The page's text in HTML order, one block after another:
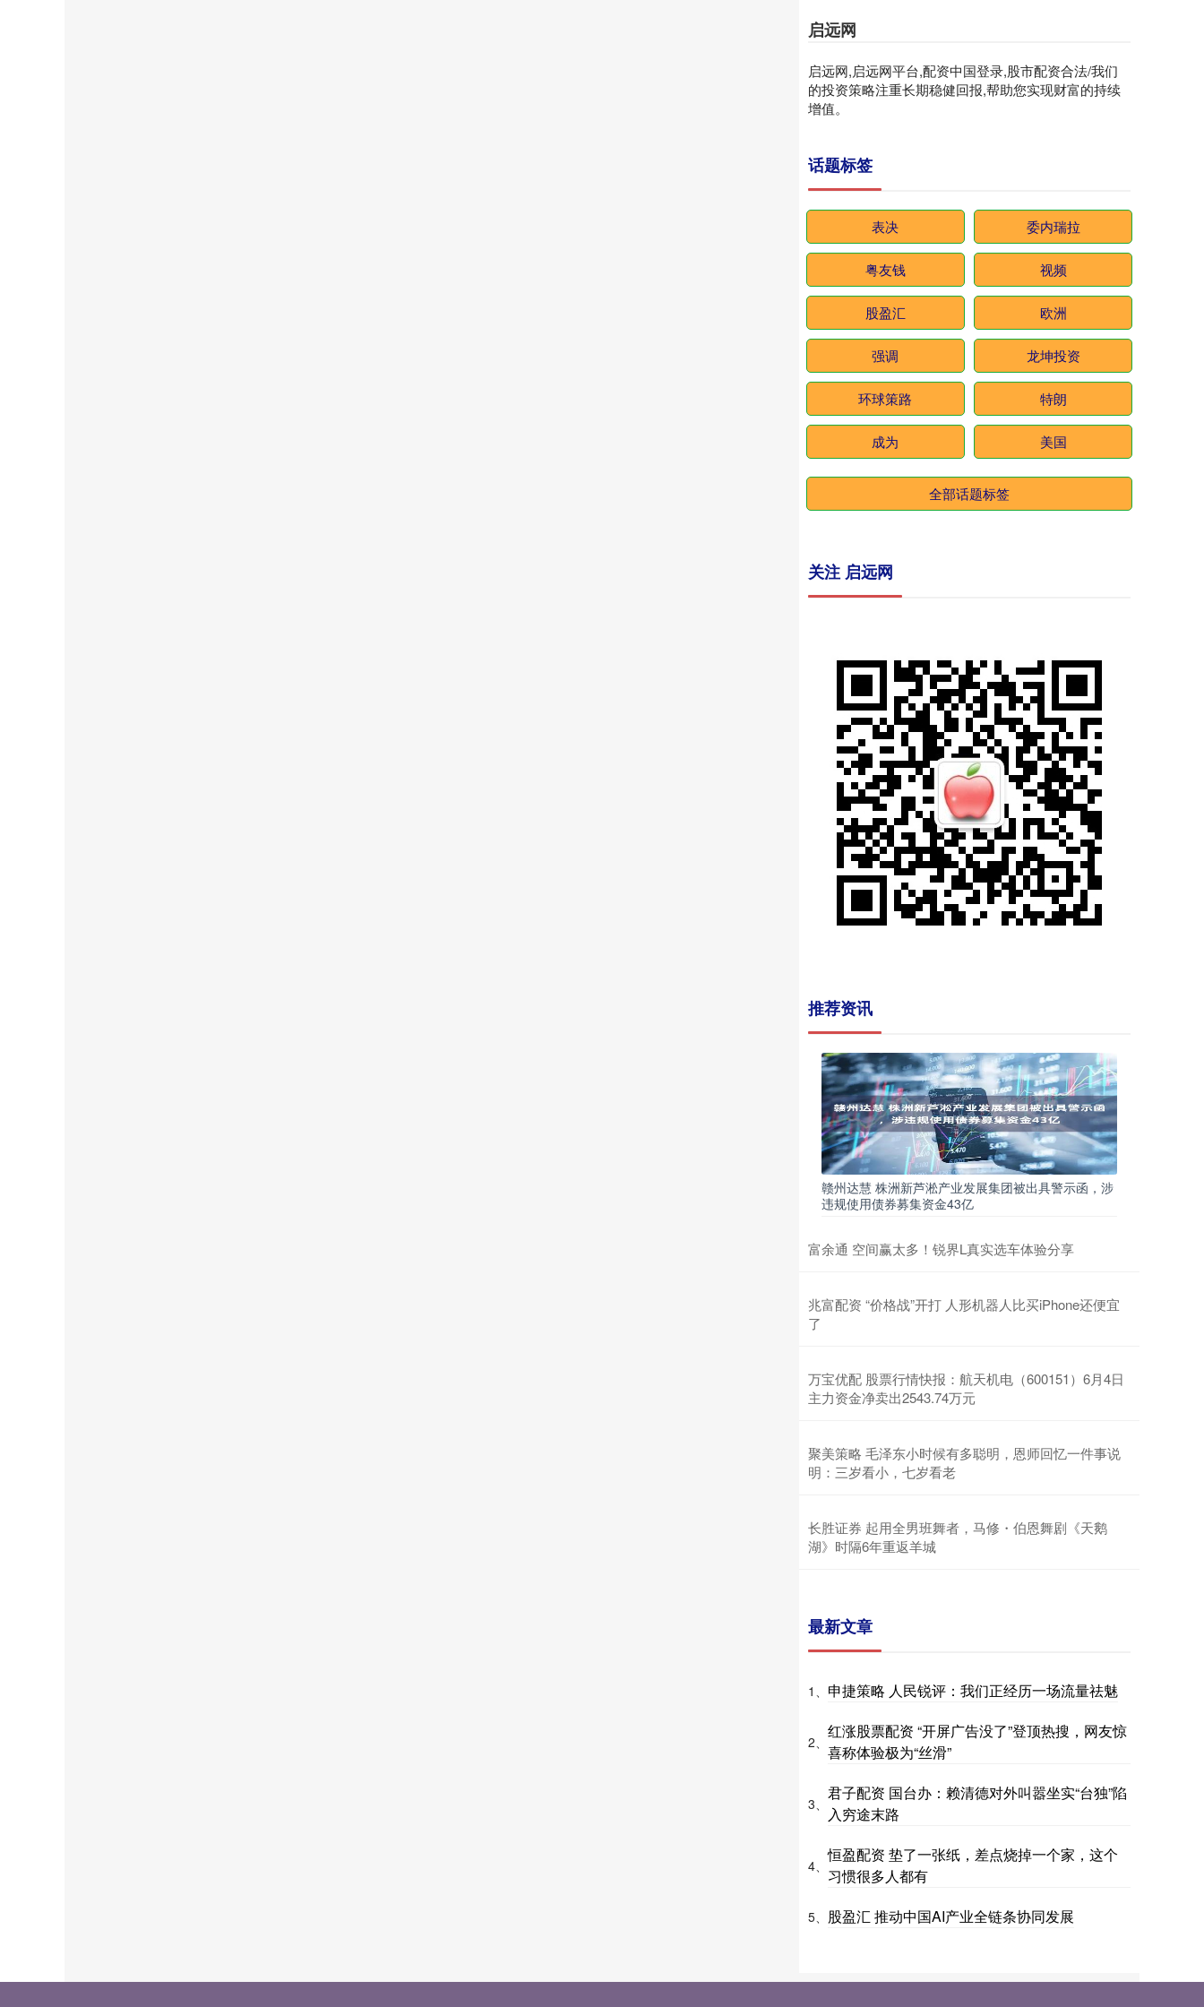
启远网
启远网,启远网平台,配资中国登录,股市配资合法/我们
的投资策略注重长期稳健回报,帮助您实现财富的持续
增值。
话题标签
表决 委内瑞拉
粤友钱 视频
股盈汇 欧洲
强调 龙坤投资
环球策路 特朗
成为 美国
全部话题标签
关注 启远网
推荐资讯
赣州达慧 株洲新芦淞产业发展集团被出具警示函，涉
违规使用债券募集资金43亿
富余通 空间赢太多！锐界L真实选车体验分享
兆富配资 “价格战”开打 人形机器人比买iPhone还便宜
了
万宝优配 股票行情快报：航天机电（600151）6月4日
主力资金净卖出2543.74万元
聚美策略 毛泽东小时候有多聪明，恩师回忆一件事说
明：三岁看小，七岁看老
长胜证券 起用全男班舞者，马修・伯恩舞剧《天鹅
湖》时隔6年重返羊城
最新文章
1、 申捷策略 人民锐评：我们正经历一场流量祛魅
2、
红涨股票配资 “开屏广告没了”登顶热搜，网友惊
喜称体验极为“丝滑”
3、
君子配资 国台办：赖清德对外叫嚣坐实“台独”陷
入穷途末路
4、
恒盈配资 垫了一张纸，差点烧掉一个家，这个
习惯很多人都有
5、 股盈汇 推动中国AI产业全链条协同发展